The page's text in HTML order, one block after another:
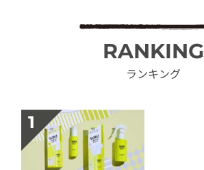
RANKING
ランキング